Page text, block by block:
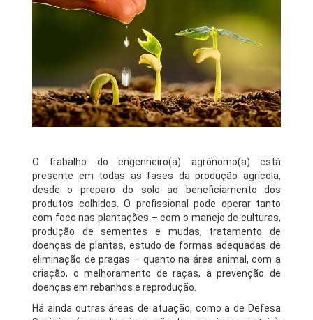
O trabalho do engenheiro(a) agrônomo(a) está
presente em todas as fases da produção agrícola,
desde o preparo do solo ao beneficiamento dos
produtos colhidos. O profissional pode operar tanto
com foco nas plantações – com o manejo de culturas,
produção de sementes e mudas, tratamento de
doenças de plantas, estudo de formas adequadas de
eliminação de pragas – quanto na área animal, com a
criação, o melhoramento de raças, a prevenção de
doenças em rebanhos e reprodução.
Há ainda outras áreas de atuação, como a de Defesa